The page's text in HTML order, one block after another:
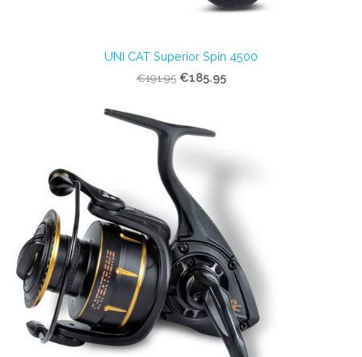
UNI CAT Superior Spin 4500
€191.95 €185.95